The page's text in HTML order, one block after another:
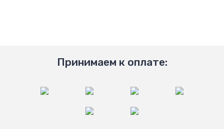
Принимаем к оплате: